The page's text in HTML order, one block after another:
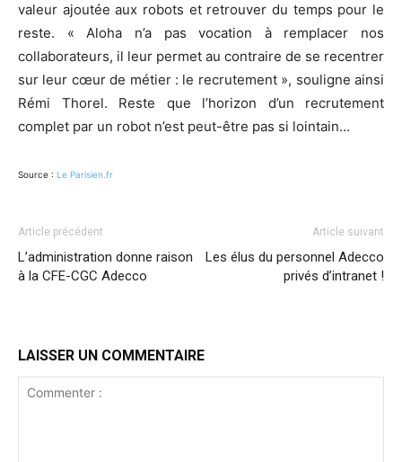
valeur ajoutée aux robots et retrouver du temps pour le
reste. « Aloha n’a pas vocation à remplacer nos
collaborateurs, il leur permet au contraire de se recentrer
sur leur cœur de métier : le recrutement », souligne ainsi
Rémi Thorel. Reste que l’horizon d’un recrutement
complet par un robot n’est peut-être pas si lointain…
Source : Le Parisien.fr
Article précédent
L’administration donne raison
à la CFE-CGC Adecco
Article suivant
Les élus du personnel Adecco
privés d’intranet !
LAISSER UN COMMENTAIRE